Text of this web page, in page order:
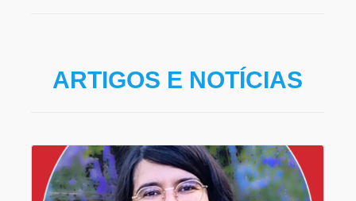
ARTIGOS E NOTÍCIAS
Leia mais